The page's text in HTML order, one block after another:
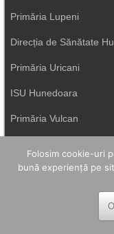
Primăria Lupeni
Direcția de Sănătate
Primăria Uricani
ISU Hunedoara
Primăria Vulcan
Folosim cookie-uri
bună experiență pe